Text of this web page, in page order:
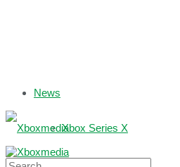
News
Xbox Series X